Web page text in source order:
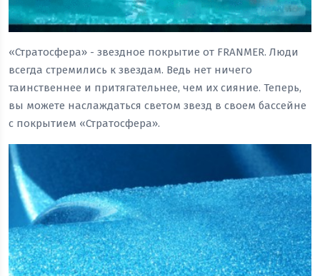
«Стратосфера» - звездное покрытие от FRANMER. Люди
всегда стремились к звездам. Ведь нет ничего
таинственнее и притягательнее, чем их сияние. Теперь,
вы можете наслаждаться светом звезд в своем бассейне
с покрытием «Стратосфера».